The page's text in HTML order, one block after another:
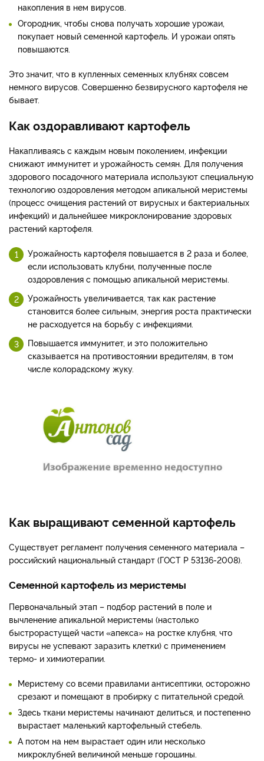
накопления в нем вирусов.
Огородник, чтобы снова получать хорошие урожаи,
покупает новый семенной картофель. И урожаи опять
повышаются.
Это значит, что в купленных семенных клубнях совсем
немного вирусов. Совершенно безвирусного картофеля не
бывает.
Как оздоравливают картофель
Накапливаясь с каждым новым поколением, инфекции
снижают иммунитет и урожайность семян. Для получения
здорового посадочного материала используют специальную
технологию оздоровления методом апикальной меристемы
(процесс очищения растений от вирусных и бактериальных
инфекций) и дальнейшее микроклонирование здоровых
растений картофеля.
Урожайность картофеля повышается в 2 раза и более,
если использовать клубни, полученные после
оздоровления с помощью апикальной меристемы.
Урожайность увеличивается, так как растение
становится более сильным, энергия роста практически
не расходуется на борьбу с инфекциями.
Повышается иммунитет, и это положительно
сказывается на противостоянии вредителям, в том
числе колорадскому жуку.
Как выращивают семенной картофель
Существует регламент получения семенного материала –
российский национальный стандарт (ГОСТ Р 53136-2008).
Семенной картофель из меристемы
Первоначальный этап – подбор растений в поле и
вычленение апикальной меристемы (настолько
быстрорастущей части «апекса» на ростке клубня, что
вирусы не успевают заразить клетки) с применением
термо- и химиотерапии.
Меристему со всеми правилами антисептики, осторожно
срезают и помещают в пробирку с питательной средой.
Здесь ткани меристемы начинают делиться, и постепенно
вырастает маленький картофельный стебель.
А потом на нем вырастает один или несколько
микроклубней величиной меньше горошины.